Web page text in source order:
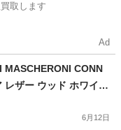
取します
Ad
CONN
レザー ウッド ホワイト
イタリア★直接引取
6月12日